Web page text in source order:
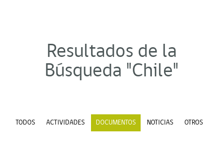
Resultados de la
Búsqueda "Chile"
TODOS ACTIVIDADES DOCUMENTOS NOTICIAS OTROS